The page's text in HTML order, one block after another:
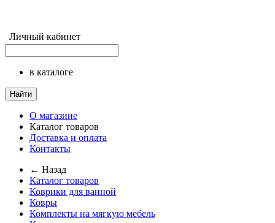
Личный кабинет
в каталоге
Найти
О магазине
Каталог товаров
Доставка и оплата
Контакты
← Назад
Каталог товаров
Коврики для ванной
Ковры
Комплекты на мягкую мебель